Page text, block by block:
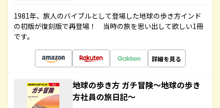
1981年、旅人のバイブルとして登場した地球の歩き方インド
の初版が復刻版で再登場！ 当時の旅を思い出して欲しい1冊
です。
詳細を見る
地球の歩き方 ガチ冒険～地球の歩き
方社員の旅日記～